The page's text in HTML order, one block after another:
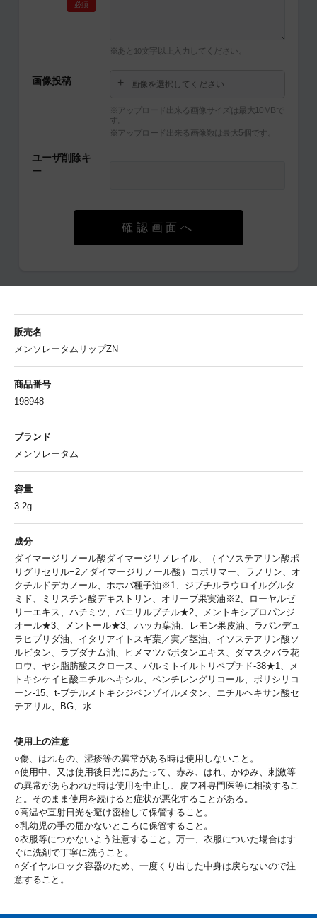
必須
※あと 10 文字以上入力してください。
画像投稿 画像を選択してください
※アップロード出来る画像サイズは最大10MBで
す。
※アップロード出来る画像数は最大5個です。
ユーザ削除キ
ー
確認画面へ
販売名
メンソレータムリップZN
商品番号
198948
ブランド
メンソレータム
容量
3.2g
成分
ダイマージリノール酸ダイマージリノレイル、（イソステアリン酸ポ
リグリセリル−2／ダイマージリノール酸）コポリマー、ラノリン、オ
クチルドデカノール、ホホバ種子油 ※1、ジブチルラウロイルグルタ
ミド、ミリスチン酸デキストリン、オリーブ果実油 ※2、ローヤルゼ
リーエキス、ハチミツ、バニリルブチル★2、メントキシプロパンジ
オール★3、メントール★3、ハッカ葉油、レモン果皮油、ラバンデュ
ラヒブリダ油、イタリアイトスギ葉／実／茎油、イソステアリン酸ソ
ルビタン、ラブダナム油、ヒメマツバボタンエキス、ダマスクバラ花
ロウ、ヤシ脂肪酸スクロース、パルミトイルトリペプチド-38★1、メ
トキシケイヒ酸エチルヘキシル、ペンチレングリコール、ポリシリコ
ーン-15、t-ブチルメトキシジベンゾイルメタン、エチルヘキサン酸セ
テアリル、BG、水
使用上の注意
○傷、はれもの、湿疹等の異常がある時は使用しないこと。
○使用中、又は使用後日光にあたって、赤み、はれ、かゆみ、刺激等
の異常があらわれた時は使用を中止し、皮フ科専門医等に相談するこ
と。そのまま使用を続けると症状が悪化することがある。
○高温や直射日光を避け密栓して保管すること。
○乳幼児の手の届かないところに保管すること。
○衣服等につかないよう注意すること。万一、衣服についた場合はす
ぐに洗剤で丁寧に洗うこと。
○ダイヤルロック容器のため、一度くり出した中身は戻らないので注
意すること。